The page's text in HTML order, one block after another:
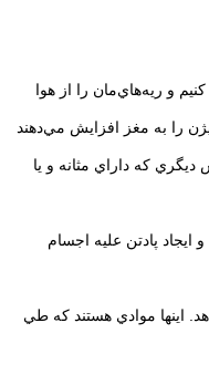
و ريه‌هاي‌مان را از هوا
را به مغز افزايش مي‌دهند
كه داراي مثانه و يا
پادتن عليه اجسام
اينها موادي هستند كه طي